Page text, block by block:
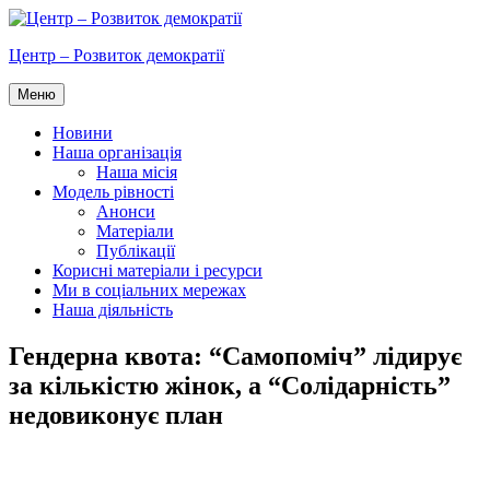
Перейти
вмісту
Центр – Розвиток демократії
Меню
Новини
Наша організація
Наша місія
Модель рівності
Анонси
Матеріали
Публікації
Корисні матеріали і ресурси
Ми в соціальних мережах
Наша діяльність
Гендерна квота: “Самопоміч” лідирує
за кількістю жінок, а “Солідарність”
недовиконує план